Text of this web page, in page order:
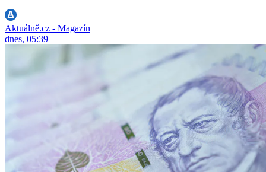
Aktuálně.cz - Magazín
dnes, 05:39